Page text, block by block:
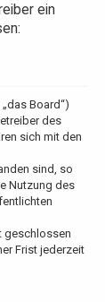
ein
Board“)
des
sich mit den
sind, so
Nutzung des
geschlossen
Frist jederzeit